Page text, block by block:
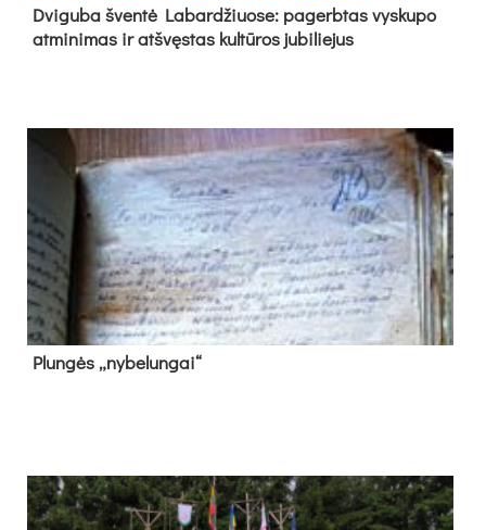
Dvi­gu­ba šven­tė La­bar­džiuo­se: pa­gerb­tas vys­ku­po
at­mi­ni­mas ir at­švęs­tas kul­tū­ros ju­bi­lie­jus
Plun­gės „ny­be­lun­gai“